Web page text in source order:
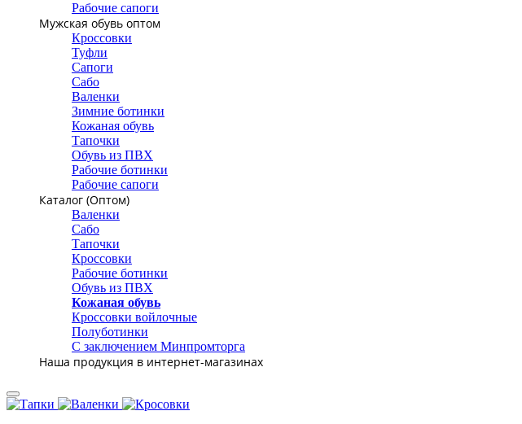
Рабочие сапоги
Мужская обувь оптом
Кроссовки
Туфли
Сапоги
Сабо
Валенки
Зимние ботинки
Кожаная обувь
Тапочки
Обувь из ПВХ
Рабочие ботинки
Рабочие сапоги
Каталог (Оптом)
Валенки
Сабо
Тапочки
Кроссовки
Рабочие ботинки
Обувь из ПВХ
Кожаная обувь
Кроссовки войлочные
Полуботинки
С заключением Минпромторга
Наша продукция в интернет-магазинах